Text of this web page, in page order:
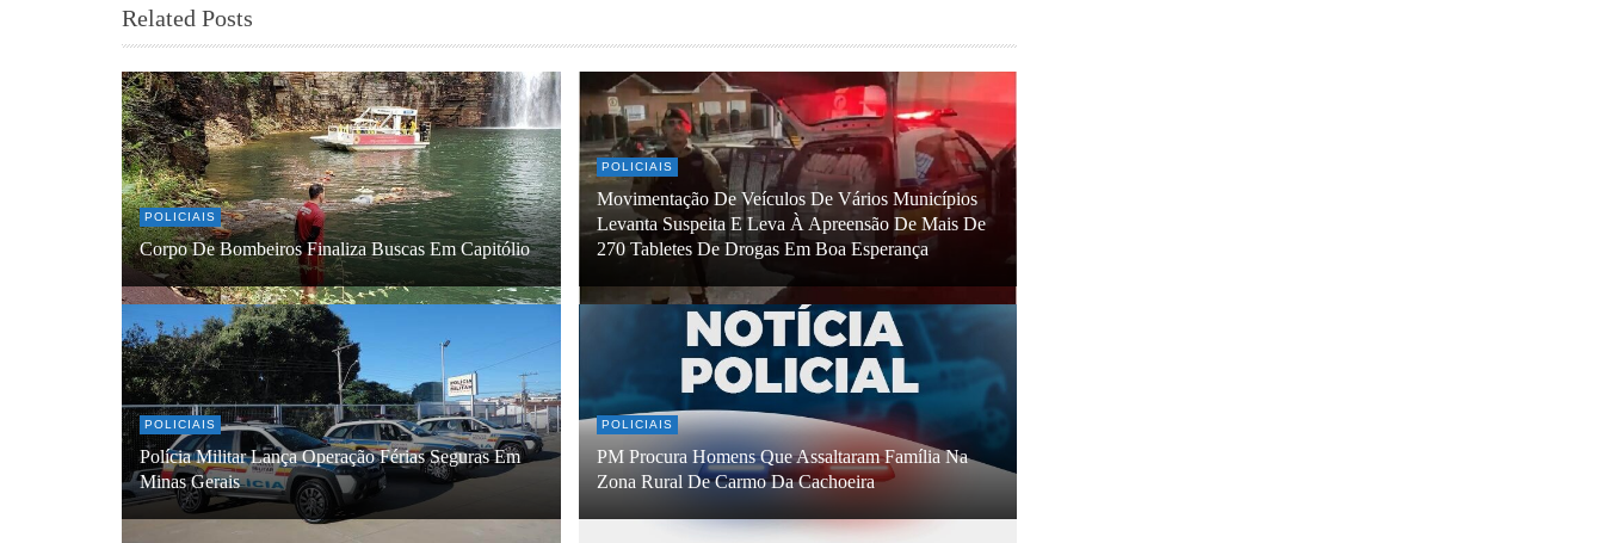
Related Posts
POLICIAIS
Corpo De Bombeiros Finaliza Buscas Em Capitólio
POLICIAIS
Movimentação De Veículos De Vários Municípios
Levanta Suspeita E Leva À Apreensão De Mais De
270 Tabletes De Drogas Em Boa Esperança
POLICIAIS
Polícia Militar Lança Operação Férias Seguras Em
Minas Gerais
POLICIAIS
PM Procura Homens Que Assaltaram Família Na
Zona Rural De Carmo Da Cachoeira